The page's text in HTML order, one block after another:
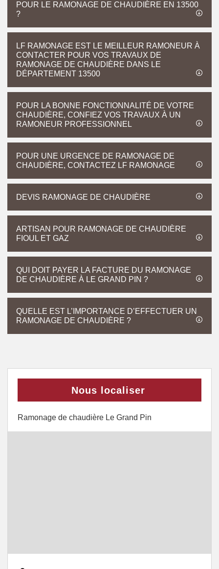
POUR LE RAMONAGE DE CHAUDIÈRE EN 13500
?
LF RAMONAGE EST LE MEILLEUR RAMONEUR À
CONTACTER POUR VOS TRAVAUX DE
RAMONAGE DE CHAUDIÈRE DANS LE
DÉPARTEMENT 13500
POUR LA BONNE FONCTIONNALITÉ DE VOTRE
CHAUDIÈRE, CONFIEZ VOS TRAVAUX À UN
RAMONEUR PROFESSIONNEL
POUR UNE URGENCE DE RAMONAGE DE
CHAUDIÈRE, CONTACTEZ LF RAMONAGE
DEVIS RAMONAGE DE CHAUDIÈRE
ARTISAN POUR RAMONAGE DE CHAUDIÈRE
FIOUL ET GAZ
QUI DOIT PAYER LA FACTURE DU RAMONAGE
DE CHAUDIÈRE À LE GRAND PIN ?
QUELLE EST L’IMPORTANCE D’EFFECTUER UN
RAMONAGE DE CHAUDIÈRE ?
Nous localiser
Ramonage de chaudière Le Grand Pin